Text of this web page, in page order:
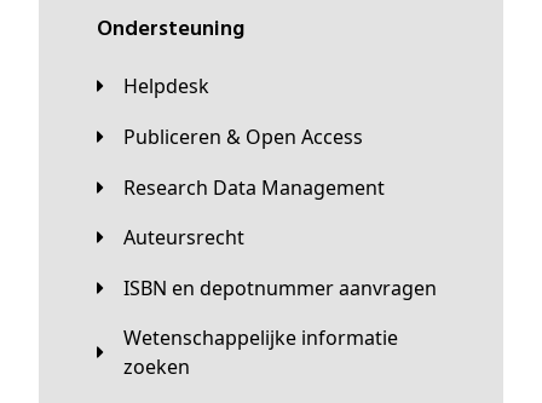
Ondersteuning
Helpdesk
Publiceren & Open Access
Research Data Management
Auteursrecht
ISBN en depotnummer aanvragen
Wetenschappelijke informatie
zoeken